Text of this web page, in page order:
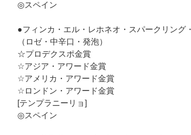
◎スペイン
●フィンカ・エル・レホネオ・スパークリング
（ロゼ・中辛口・発泡）
☆プロデクスポ金賞
☆アジア・アワード金賞
☆アメリカ・アワード金賞
☆ロンドン・アワード金賞
[テンプラニーリョ]
◎スペイン